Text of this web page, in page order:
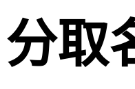
分取